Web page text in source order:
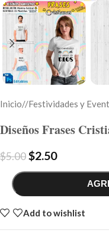
Inicio/ Festividades y
Diseños Frases
$5.00$2.50
Add to wishlist